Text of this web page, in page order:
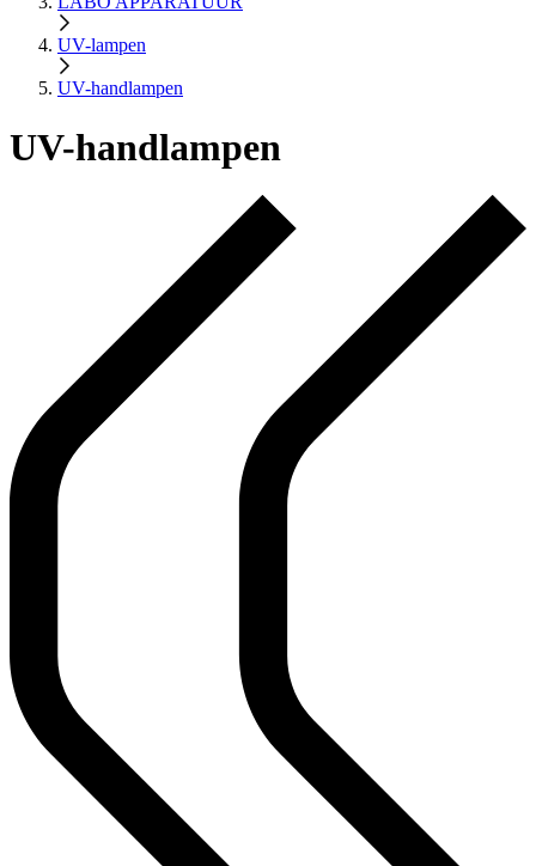
UV-lampen
UV-handlampen
UV-handlampen